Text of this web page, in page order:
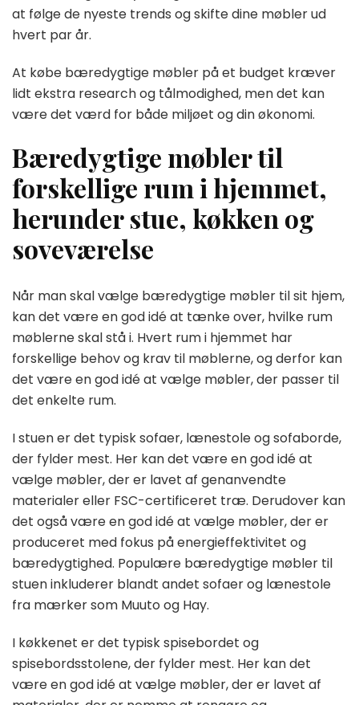
at følge de nyeste trends og skifte dine møbler ud
hvert par år.
At købe bæredygtige møbler på et budget kræver
lidt ekstra research og tålmodighed, men det kan
være det værd for både miljøet og din økonomi.
Bæredygtige møbler til
forskellige rum i hjemmet,
herunder stue, køkken og
soveværelse
Når man skal vælge bæredygtige møbler til sit hjem,
kan det være en god idé at tænke over, hvilke rum
møblerne skal stå i. Hvert rum i hjemmet har
forskellige behov og krav til møblerne, og derfor kan
det være en god idé at vælge møbler, der passer til
det enkelte rum.
I stuen er det typisk sofaer, lænestole og sofaborde,
der fylder mest. Her kan det være en god idé at
vælge møbler, der er lavet af genanvendte
materialer eller FSC-certificeret træ. Derudover kan
det også være en god idé at vælge møbler, der er
produceret med fokus på energieffektivitet og
bæredygtighed. Populære bæredygtige møbler til
stuen inkluderer blandt andet sofaer og lænestole
fra mærker som Muuto og Hay.
I køkkenet er det typisk spisebordet og
spisebordsstolene, der fylder mest. Her kan det
være en god idé at vælge møbler, der er lavet af